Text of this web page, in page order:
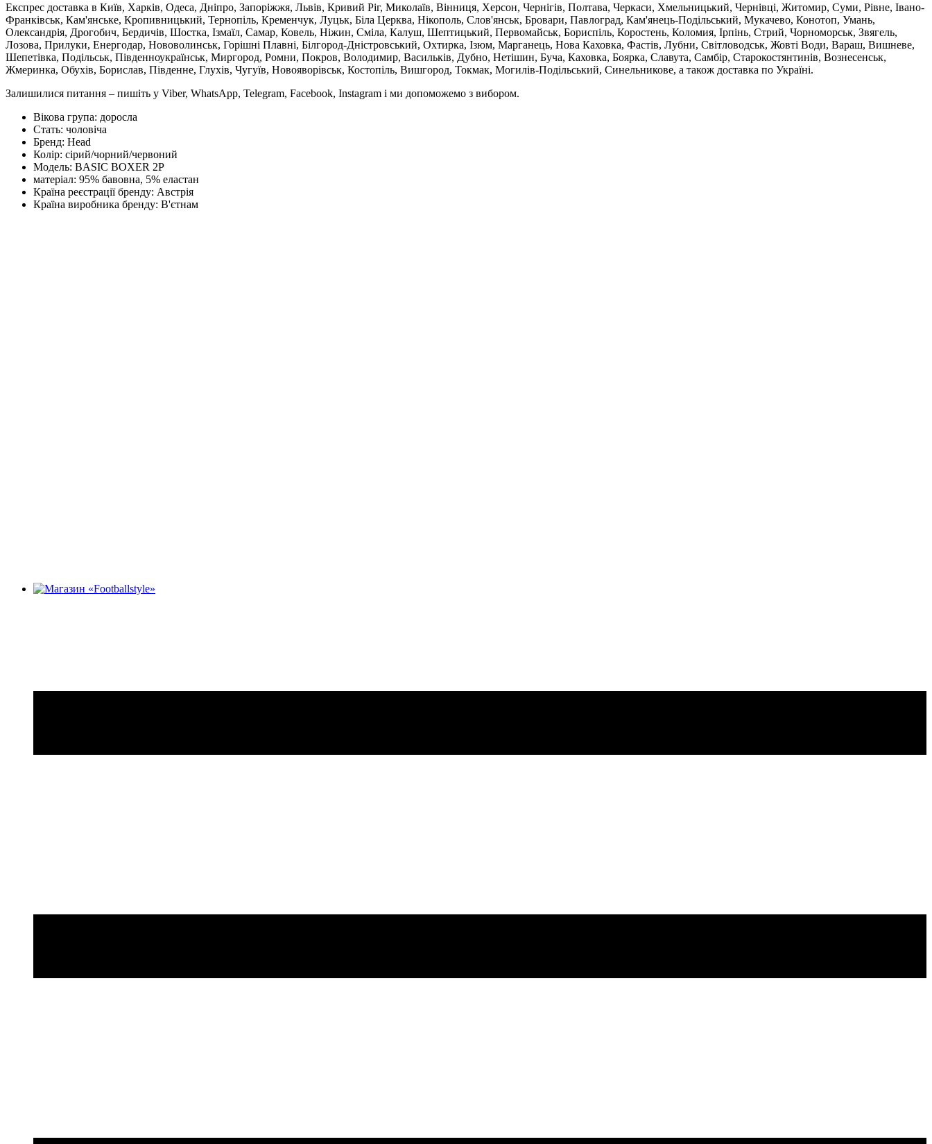
Експрес доставка в Київ, Харків, Одеса, Дніпро, Запоріжжя, Львів, Кривий Ріг, Миколаїв, Вінниця, Херсон, Чернігів, Полтава, Черкаси, Хмельницький, Чернівці, Житомир, Суми, Рівне, Івано-
Франківськ, Кам'янське, Кропивницький, Тернопіль, Кременчук, Луцьк, Біла Церква, Нікополь, Слов'янськ, Бровари, Павлоград, Кам'янець-Подільський, Мукачево, Конотоп, Умань,
Олександрія, Дрогобич, Бердичів, Шостка, Ізмаїл, Самар, Ковель, Ніжин, Сміла, Калуш, Шептицький, Первомайськ, Бориспіль, Коростень, Коломия, Ірпінь, Стрий, Чорноморськ, Звягель,
Лозова, Прилуки, Енергодар, Нововолинськ, Горішні Плавні, Білгород-Дністровський, Охтирка, Ізюм, Марганець, Нова Каховка, Фастів, Лубни, Світловодськ, Жовті Води, Вараш, Вишневе,
Шепетівка, Подільськ, Південноукраїнськ, Миргород, Ромни, Покров, Володимир, Васильків, Дубно, Нетішин, Буча, Каховка, Боярка, Славута, Самбір, Старокостянтинів, Вознесенськ,
Жмеринка, Обухів, Борислав, Південне, Глухів, Чугуїв, Новояворівськ, Костопіль, Вишгород, Токмак, Могилів-Подільський, Синельникове, а також доставка по Україні.
Залишилися питання – пишіть у Viber, WhatsApp, Telegram, Facebook, Instagram і ми допоможемо з вибором.
Вікова група: доросла
Стать: чоловіча
Бренд: Head
Колір: сірий/чорний/червоний
Модель: BASIC BOXER 2P
матеріал: 95% бавовна, 5% еластан
Країна реєстрації бренду: Австрія
Країна виробника бренду: В'єтнам